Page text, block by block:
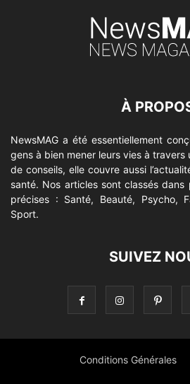
À
NewsMAG a été essentiellement
gens à bien mener leurs vies à travers
de conseils, elle couvre aussi
santé. Nos articles sont classés dans
précises : Santé, Beauté, Psycho,
Sport.
SUIVEZ
Conditions Générales